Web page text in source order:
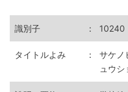
識別子 ： 10240
タイトルよみ ：
サケノ
ュウ